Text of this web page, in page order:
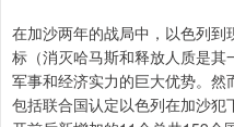
在加沙两年的战局中，以色列到
标（消灭哈马斯和释放人质是
军事和经济实力的巨大优势。然
包括联合国认定以色列在加沙